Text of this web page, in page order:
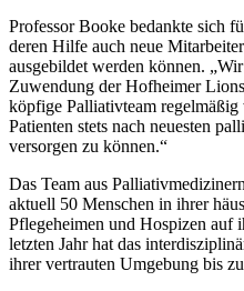
Professor Booke bedankte sich
deren Hilfe auch neue
ausgebildet werden können.
Zuwendung der Hofheimer
köpfige Palliativteam
Patienten stets nach neuesten
versorgen zu können.“
Das Team aus
aktuell 50 Menschen in ihrer
Pflegeheimen und Hospizen auf
letzten Jahr hat das
ihrer vertrauten Umgebung bis